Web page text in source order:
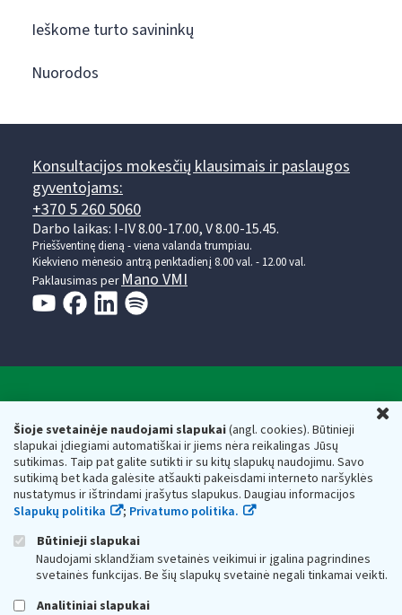
Šioje svetainėje naudojami slapukai(angl. cookies). Būtinieji
slapukai įdiegiami automatiškai ir jiems nėra reikalingas Jūsų
sutikimas. Taip pat galite sutikti ir su kitų slapukų naudojimu. Savo
sutikimą bet kada galėsite atšaukti pakeisdami interneto naršyklės
nustatymus ir ištrindami įrašytus slapukus. Daugiau informacijos
Slapukų politika
; Privatumo politika.
Būtinieji slapukai
Naudojami sklandžiam svetainės veikimui ir įgalina pagrindines
svetainės funkcijas. Be šių slapukų svetainė negali tinkamai veikti.
Analitiniai slapukai
Ieškome turto savininkų
Nuorodos
Konsultacijos mokesčių klausimais ir paslaugos
gyventojams:
+370 5 260 5060
Darbo laikas: I-IV 8.00-17.00, V 8.00-15.45.
Prieššventinę dieną - viena valanda trumpiau.
Kiekvieno mėnesio antrą penktadienį 8.00 val. - 12.00 val.
Paklausimas perMano VMI
Valstybinė mokesčių inspekcija prie Lietuvos
Respublikos finansų ministerijos
Biudžetinė įstaiga. Juridinio asmens kodas — 188659752,
adresas: Vasario 16-osios g. 14, 01107 Vilnius, Lietuva, el.paštas:
vmi@vmi.lt, E. pristatymo dėžutės adresas 188659752
Duomenys apie Valstybinę mokesčių inspekciją prie Lietuvos
Respublikos finansų ministerijos kaupiami ir saugomi Juridinių